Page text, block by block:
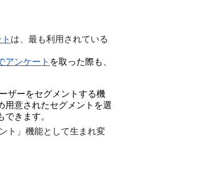
は、最も利用されている
アンケート を取った際も、
ザーをセグメントする機
用意されたセグメントを選
きます。
ト」機能として生まれ変